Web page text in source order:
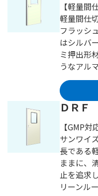
【軽量間
軽量間仕
フラッシ
はシルバ
ミ押出形
うなアル
ＤＲＦ
【GMP対
サンワイ
長である
ままに、
止を追求
リーンル